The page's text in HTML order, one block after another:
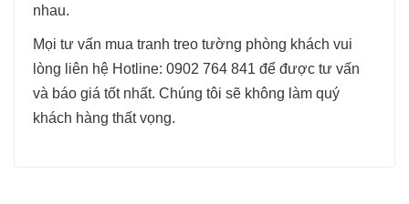
nhau.
Mọi tư vấn mua tranh treo tường phòng khách vui
lòng liên hệ Hotline: 0902 764 841 để được tư vấn
và báo giá tốt nhất. Chúng tôi sẽ không làm quý
khách hàng thất vọng.